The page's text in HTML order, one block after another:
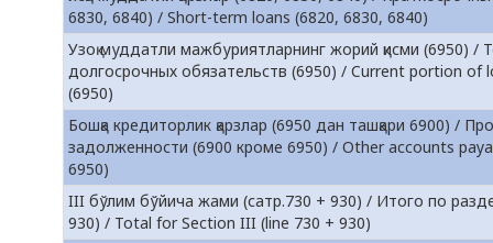
6830, 6840) / Short-term loans (6820, 6830, 6840)
Узоқ муддатли мажбуриятларнинг жорий қисми (6950) /
долгосрочных обязательств (6950) / Current portion of
(6950)
Бошқа кредиторлик қарзлар (6950 дан ташқари 6900) /
задолженности (6900 кроме 6950) / Other accounts
6950)
III бўлим бўйича жами (сатр.730 + 930) / Итого по
930) / Total for Section III (line 730 + 930)